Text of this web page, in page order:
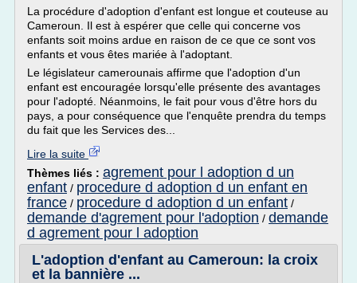
La procédure d'adoption d'enfant est longue et couteuse au
Cameroun. Il est à espérer que celle qui concerne vos
enfants soit moins ardue en raison de ce que ce sont vos
enfants et vous êtes mariée à l'adoptant.
Le législateur camerounais affirme que l'adoption d'un
enfant est encouragée lorsqu'elle présente des avantages
pour l'adopté. Néanmoins, le fait pour vous d'être hors du
pays, a pour conséquence que l'enquête prendra du temps
du fait que les Services des...
Lire la suite
Thèmes liés : agrement pour l adoption d un
enfant / procedure d adoption d un enfant en
france / procedure d adoption d un enfant /
demande d'agrement pour l'adoption / demande
d agrement pour l adoption
L'adoption d'enfant au Cameroun: la croix
et la bannière ...